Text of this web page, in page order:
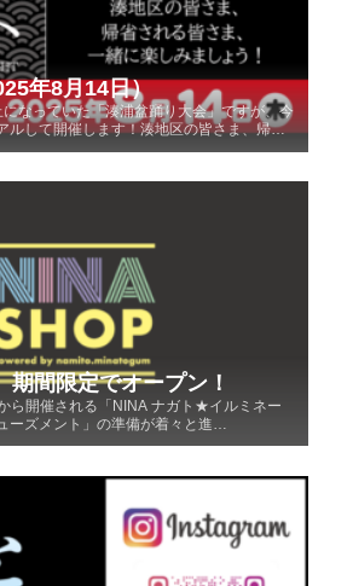
年8月14日）
なっていた「湊浦盆踊り大会」ですが、今
ルして開催します！湊地区の皆さま、帰…
期間限定でオープン！
ら開催される「NINA ナガト★イルミネー
ズメント」の準備が着々と進…